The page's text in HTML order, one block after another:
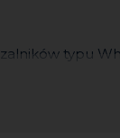
typu